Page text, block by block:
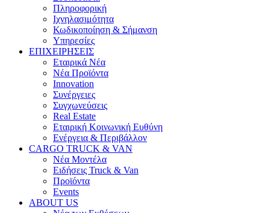
Πληροφορική
Ιχνηλασιμότητα
Κωδικοποίηση & Σήμανση
Υπηρεσίες
ΕΠΙΧΕΙΡΗΣΕΙΣ
Εταιρικά Νέα
Νέα Προϊόντα
Innovation
Συνέργειες
Συγχωνεύσεις
Real Estate
Εταιρική Κοινωνική Ευθύνη
Ενέργεια & Περιβάλλον
CARGO TRUCK & VAN
Νέα Μοντέλα
Ειδήσεις Truck & Van
Προϊόντα
Events
ABOUT US